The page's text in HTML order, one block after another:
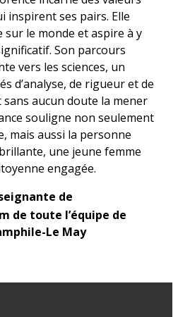
inspirent ses pairs. Elle
le monde et aspire à y
Son parcours
vers les sciences, un
d’analyse, de rigueur et de
aucun doute la mener
souligne non seulement
mais aussi la personne
une jeune femme
engagée.
de
de toute l’équipe de
Le May